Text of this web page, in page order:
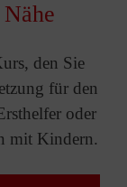
den Sie
für den
oder
mit Kindern.